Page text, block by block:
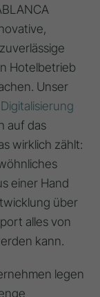
Hotelbetrieb
Unser
Digitalisierung
auf das
wirklich zählt:
einer Hand
über
alles von
kann.
legen